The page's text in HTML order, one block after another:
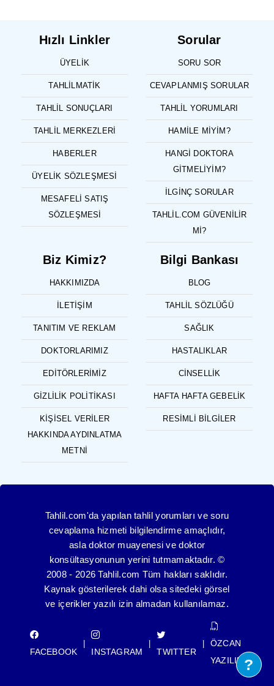
Hızlı Linkler
ÜYELIK
TAHLILMATIK
TAHLIL SONUÇLARI
TAHLIL MERKEZLERI
HABERLER
ÜYELIK SÖZLEŞMESI
MESAFELI SATIŞ
SÖZLEŞMESI
Sorular
SORU SOR
CEVAPLANMIŞ SORULAR
TAHLIL YORUMLARI
HAMILE MIYIM?
HANGI DOKTORA
GITMELIYIM?
İLGINÇ SORULAR
TAHLIL.COM GÜVENILIR
MI?
Biz Kimiz?
HAKKIMIZDA
İLETIŞIM
TANITIM VE REKLAM
DOKTORLARIMIZ
EDITÖRLERIMIZ
GIZLILIK POLITIKASI
KIŞISEL VERILER
HAKKINDA AYDINLATMA
METNI
Bilgi Bankası
BLOG
TAHLIL SÖZLÜĞÜ
SAĞLIK
HASTALIKLAR
CINSELLIK
HAFTA HAFTA GEBELIK
RESIMLI BILGILER
Tahlil.com'da yapılan tahlil yorumları ve soru
cevaplama hizmeti bilgilendirme amaçlıdır,
asla doktor muayenesi ve doktor
konsültasyonunun yerini tutmamaktadır. ©
2008 - 2026 Tahlil.com Tüm hakları saklıdır.
Kaynak gösterilerek dahi olsa sitedeki görsel
ve içerikler yazılı izin almadan kullanılamaz.
FACEBOOK
|
INSTAGRAM
|
TWITTER
|
ÖZCAN
YAZILIM ?